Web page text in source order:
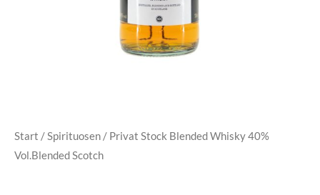
Start /Spirituosen / Privat Stock Blended Whisky 40%
Vol.Blended Scotch